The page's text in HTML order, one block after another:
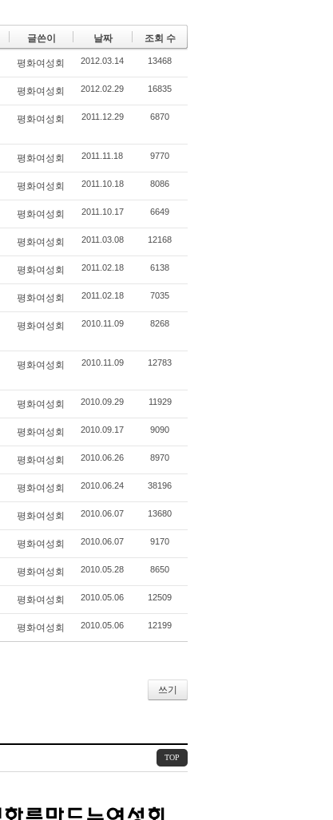
글쓴이 날짜 조회 수
평화여성회 2012.03.14 13468
평화여성회 2012.02.29 16835
평화여성회 2011.12.29 6870
평화여성회 2011.11.18 9770
평화여성회 2011.10.18 8086
평화여성회 2011.10.17 6649
평화여성회 2011.03.08 12168
평화여성회 2011.02.18 6138
평화여성회 2011.02.18 7035
평화여성회 2010.11.09 8268
평화여성회 2010.11.09 12783
평화여성회 2010.09.29 11929
평화여성회 2010.09.17 9090
평화여성회 2010.06.26 8970
평화여성회 2010.06.24 38196
평화여성회 2010.06.07 13680
평화여성회 2010.06.07 9170
평화여성회 2010.05.28 8650
평화여성회 2010.05.06 12509
평화여성회 2010.05.06 12199
쓰기
TOP